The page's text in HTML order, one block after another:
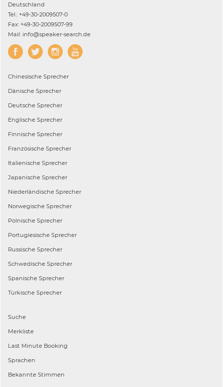
Deutschland
Tel.: +49-30-2009507-0
Fax: +49-30-2009507-99
Mail: info@speaker-search.de
Chinesische Sprecher
Dänische Sprecher
Deutsche Sprecher
Englische Sprecher
Finnische Sprecher
Französische Sprecher
Italienische Sprecher
Japanische Sprecher
Niederländische Sprecher
Norwegische Sprecher
Polnische Sprecher
Portugiesische Sprecher
Russische Sprecher
Schwedische Sprecher
Spanische Sprecher
Türkische Sprecher
Suche
Merkliste
Last Minute Booking
Sprachen
Bekannte Stimmen